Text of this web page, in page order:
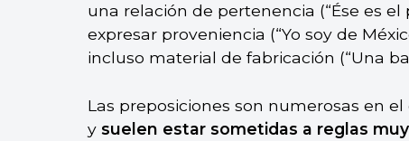
una relación de pertenencia (“Ése es
expresar proveniencia (“Yo soy de
incluso material de fabricación (“Una
Las preposiciones son numerosas en
y suelen estar sometidas a reglas